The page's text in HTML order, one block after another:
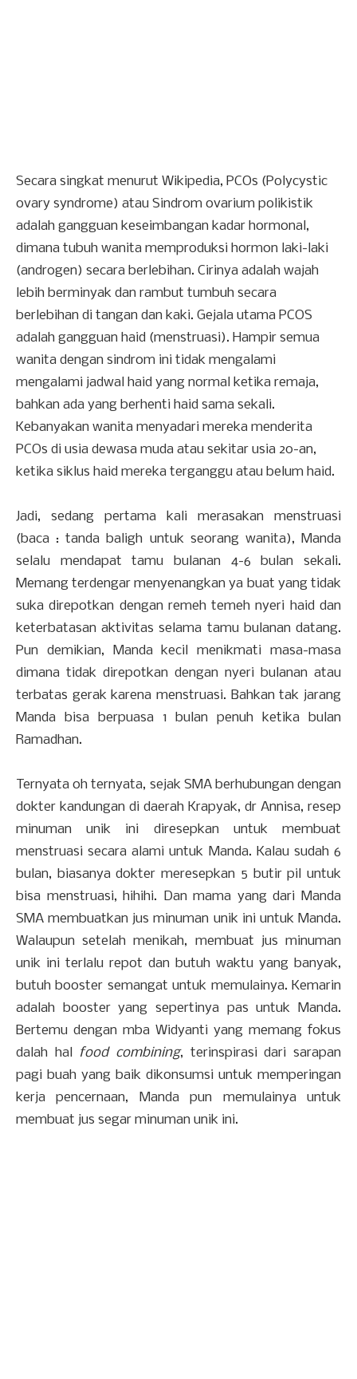
Secara singkat menurut Wikipedia, PCOs (Polycystic
ovary syndrome) atau Sindrom ovarium polikistik
adalah gangguan keseimbangan kadar hormonal,
dimana tubuh wanita memproduksi hormon laki-laki
(androgen) secara berlebihan. Cirinya adalah wajah
lebih berminyak dan rambut tumbuh secara
berlebihan di tangan dan kaki. Gejala utama PCOS
adalah gangguan haid (menstruasi). Hampir semua
wanita dengan sindrom ini tidak mengalami
mengalami jadwal haid yang normal ketika remaja,
bahkan ada yang berhenti haid sama sekali.
Kebanyakan wanita menyadari mereka menderita
PCOs di usia dewasa muda atau sekitar usia 20-an,
ketika siklus haid mereka terganggu atau belum haid.
Jadi, sedang pertama kali merasakan menstruasi
(baca : tanda baligh untuk seorang wanita), Manda
selalu mendapat tamu bulanan 4-6 bulan sekali.
Memang terdengar menyenangkan ya buat yang tidak
suka direpotkan dengan remeh temeh nyeri haid dan
keterbatasan aktivitas selama tamu bulanan datang.
Pun demikian, Manda kecil menikmati masa-masa
dimana tidak direpotkan dengan nyeri bulanan atau
terbatas gerak karena menstruasi. Bahkan tak jarang
Manda bisa berpuasa 1 bulan penuh ketika bulan
Ramadhan.
Ternyata oh ternyata, sejak SMA berhubungan dengan
dokter kandungan di daerah Krapyak, dr Annisa, resep
minuman unik ini diresepkan untuk membuat
menstruasi secara alami untuk Manda. Kalau sudah 6
bulan, biasanya dokter meresepkan 5 butir pil untuk
bisa menstruasi, hihihi. Dan mama yang dari Manda
SMA membuatkan jus minuman unik ini untuk Manda.
Walaupun setelah menikah, membuat jus minuman
unik ini terlalu repot dan butuh waktu yang banyak,
butuh booster semangat untuk memulainya. Kemarin
adalah booster yang sepertinya pas untuk Manda.
Bertemu dengan mba Widyanti yang memang fokus
dalah hal food combining, terinspirasi dari sarapan
pagi buah yang baik dikonsumsi untuk memperingan
kerja pencernaan, Manda pun memulainya untuk
membuat jus segar minuman unik ini.